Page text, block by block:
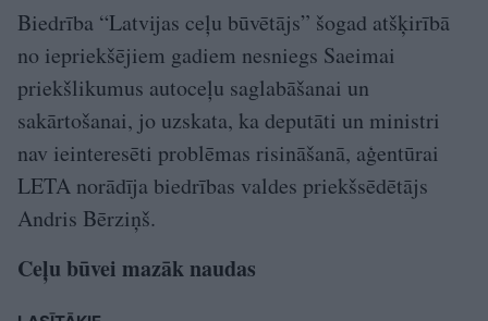
Biedrība “Latvijas ceļu būvētājs” šogad atšķirībā
no iepriekšējiem gadiem nesniegs Saeimai
priekšlikumus autoceļu saglabāšanai un
sakārtošanai, jo uzskata, ka deputāti un ministri
nav ieinteresēti problēmas risināšanā, aģentūrai
LETA norādīja biedrības valdes priekšsēdētājs
Andris Bērziņš.
Ceļu būvei mazāk naudas